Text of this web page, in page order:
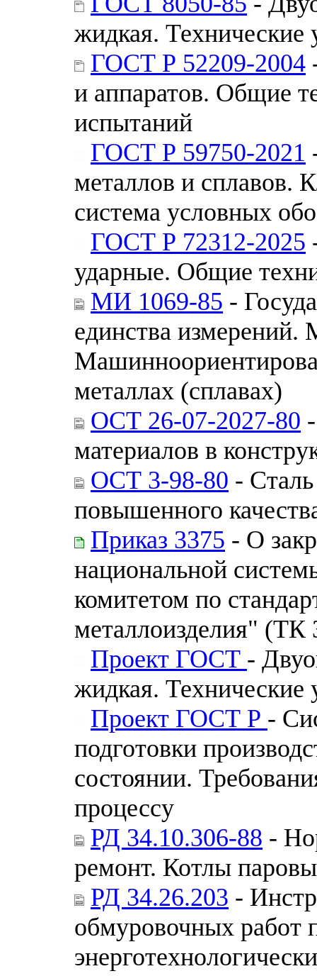
жидкая. Технические
ГОСТ Р 52209-2004
и аппаратов. Общие
испытаний
ГОСТ Р 59750-2021
металлов и сплавов.
система условных
ГОСТ Р 72312-2025
ударные. Общие
МИ 1069-85 -
единства измерений.
металлах (сплавах)
ОСТ 26-07-2027-80
материалов в
ОСТ 3-98-80 -
повышенного
Приказ 3375 - О
национальной
комитетом по
металлоизделия" (ТК
Проект ГОСТ -
жидкая. Технические
Проект ГОСТ Р -
подготовки
состоянии.
процессу
РД 34.10.306-88 -
ремонт. Котлы
РД 34.26.203 -
обмуровочных работ